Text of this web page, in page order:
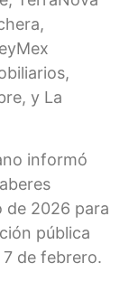
y La
informó
de 2026 para
pública
de febrero.